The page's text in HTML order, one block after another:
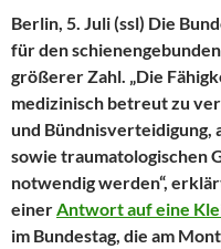
Berlin, 5. Juli (ssl) Die
für den
größerer Zahl. „Die
medizinisch betreut zu
und Bündnisverteidigung,
sowie traumatologischen
notwendig werden“,
einerAntwort auf eine
im Bundestag, die am